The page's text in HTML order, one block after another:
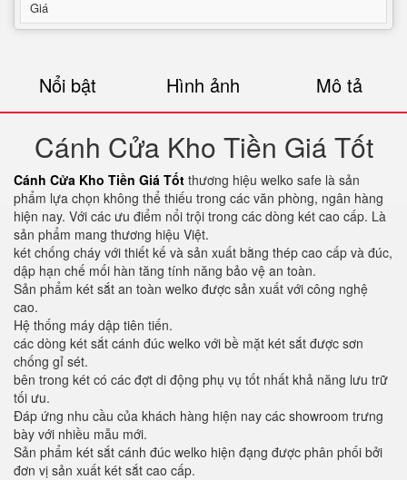
Giá
Nổi bật Hình ảnh Mô tả
Cánh Cửa Kho Tiền Giá Tốt
Cánh Cửa Kho Tiền Giá Tốt thương hiệu welko safe là sản
phẩm lựa chọn không thể thiếu trong các văn phòng, ngân hàng
hiện nay. Với các ưu điểm nổi trội trong các dòng két cao cấp. Là
sản phẩm mang thương hiệu Việt.
két chống cháy với thiết kế và sản xuất bằng thép cao cấp và đúc,
dập hạn chế mối hàn tăng tính năng bảo vệ an toàn.
Sản phẩm két sắt an toàn welko được sản xuất với công nghệ
cao.
Hệ thống máy dập tiên tiến.
các dòng két sắt cánh đúc welko với bề mặt két sắt được sơn
chống gỉ sét.
bên trong két có các đợt di động phụ vụ tốt nhất khả năng lưu trữ
tối ưu.
Đáp ứng nhu cầu của khách hàng hiện nay các showroom trưng
bày với nhiều mẫu mới.
Sản phẩm két sắt cánh đúc welko hiện đạng được phân phối bởi
đơn vị sản xuất két sắt cao cấp.